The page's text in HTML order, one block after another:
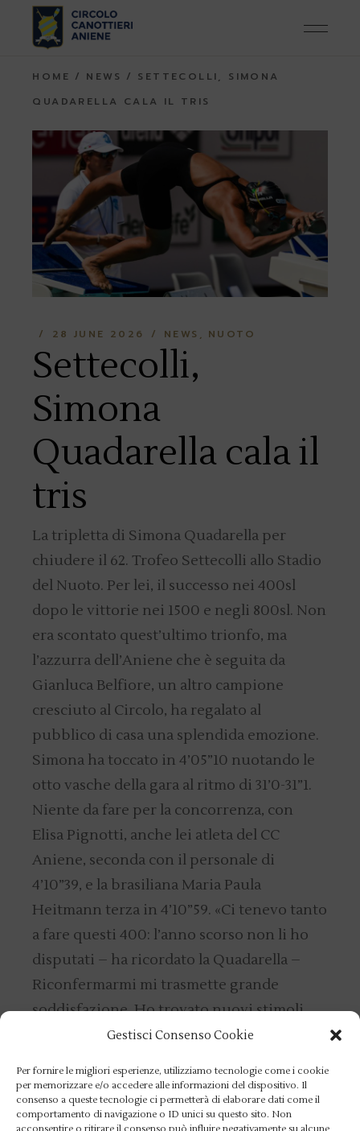
Gestisci Consenso Cookie
Per fornire le migliori esperienze, utilizziamo tecnologie come i cookie
per memorizzare e/o accedere alle informazioni del dispositivo. Il
consenso a queste tecnologie ci permetterà di elaborare dati come il
comportamento di navigazione o ID unici su questo sito. Non
acconsentire o ritirare il consenso può influire negativamente su alcune
content
HOME NEWS
SETTECOLLI, SIMONA
QUADARELLA CALA IL TRIS
28 JUNE 2026 NEWS NUOTO
Settecolli,
Simona
Quadarella cala il
tris
La tripletta di Simona Quadarella per
chiudere il 62. Trofeo Settecolli allo Stadio
del Nuoto. Per lei, il successo nei 400sl
dopo le vittorie nei 1500 e negli 800sl. Non
era scontato quest’ultimo trionfo, ma
l’azzurra dell’Aniene che è seguita da
Gianluca Belfiore, un altro campione
cresciuto al Circolo, ha regalato al
pubblico di casa una splendida emozione.
Simona ha toccato in 4’05”10 nuotando le
otto vasche della gara al ritmo di 31’0-31”1.
Niente da fare per la concorrenza, con
Elisa Pignotti, anche lei atleta del CC
Aniene, seconda con il personale di
4’10”39, e la brasiliana Maria Paula
Heitmann terza in 4’10”59. «Ci tenevo tanto
a fare questi 400: l’anno scorso non li ho
disputati – ha ricordato la Quadarella –
Riconfermarmi mi trasmette grande
soddisfazione. Ho trovato nuovi stimoli,
facendo cose nuove. Adesso andrò ad
al meglio gli Europei di Parigi».
Nell’ultima gara del programma, seconda